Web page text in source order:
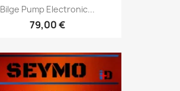
Bilge Pump Electronic...
79,00 €